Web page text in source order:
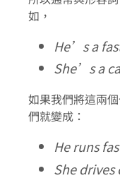
如，
He’s a
She’s a
如果我們將這兩
們就變成：
He runs
She drives